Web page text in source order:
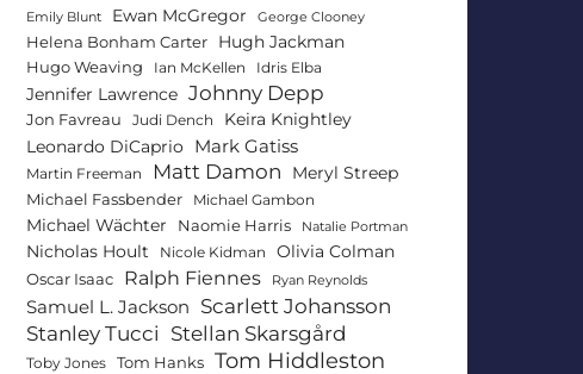
Emily Blunt
Ewan McGregor George Clooney
Helena Bonham Carter Hugh Jackman
Hugo Weaving Ian McKellen Idris Elba
Jennifer Lawrence Johnny Depp
Jon Favreau Judi Dench
Keira Knightley
Leonardo DiCaprio
Mark Gatiss
Martin Freeman Matt Damon Meryl Streep
Michael Fassbender Michael Gambon
Michael Wächter Naomie Harris Natalie Portman
Nicholas Hoult Nicole Kidman Olivia Colman
Oscar Isaac Ralph Fiennes Ryan Reynolds
Samuel L. Jackson Scarlett Johansson
Stanley Tucci Stellan Skarsgård
Toby Jones Tom Hanks Tom Hiddleston